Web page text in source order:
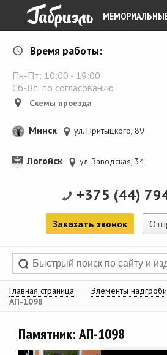
Время работы:
Пн-Пт: 10:00 - 19:00
Сб-Вс: по согласованию
Схемы проезда
Минск ул. Притыцкого, 89
Логойск ул. Заводская, 34
+375 (44)
Заказать звонок
Главная страница → Элементы
АП-1098
Памятник: АП-1098